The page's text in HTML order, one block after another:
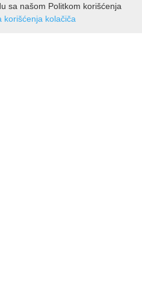
sa našom Politkom korišćenja
korišćenja kolačiča